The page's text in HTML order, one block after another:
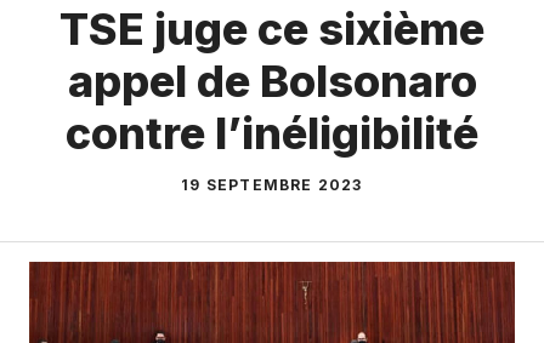
TSE juge ce sixième
appel de Bolsonaro
contre l’inéligibilité
19 SEPTEMBRE 2023